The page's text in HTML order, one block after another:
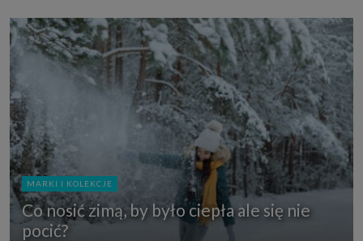
MARKI I KOLEKCJE
Co nosić zimą, by było ciepła ale się nie
pocić?